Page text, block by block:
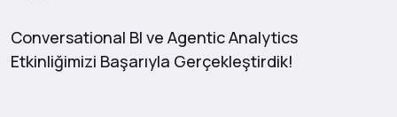
Conversational BI ve Agentic Analytics
Etkinliğimizi Başarıyla Gerçekleştirdik!